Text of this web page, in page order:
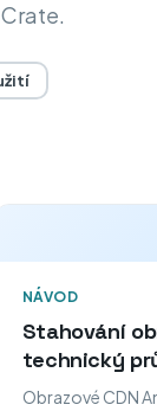
NÁVOD
Stahování
technický
Obrazové CDN